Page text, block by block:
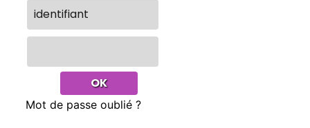
Mot de passe oublié ?